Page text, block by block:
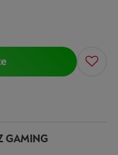
GAMING